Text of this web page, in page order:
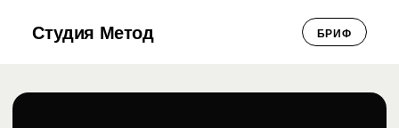
Студия Метод БРИФ